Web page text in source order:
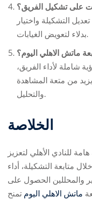
على تشكيل الفريق؟
التشكيلة واختيار
بدلاء لتعويض الغيابات.
ماتش الاهلي اليوم؟
شاملة لأداء الفريق،
من متعة المشاهدة
والتحليل.
الخلاصة
للنادي الأهلي لتعزيز
متابعة التشكيلة، أداء
والمحللين الحصول على
ماتش الاهلي اليوم تمنح